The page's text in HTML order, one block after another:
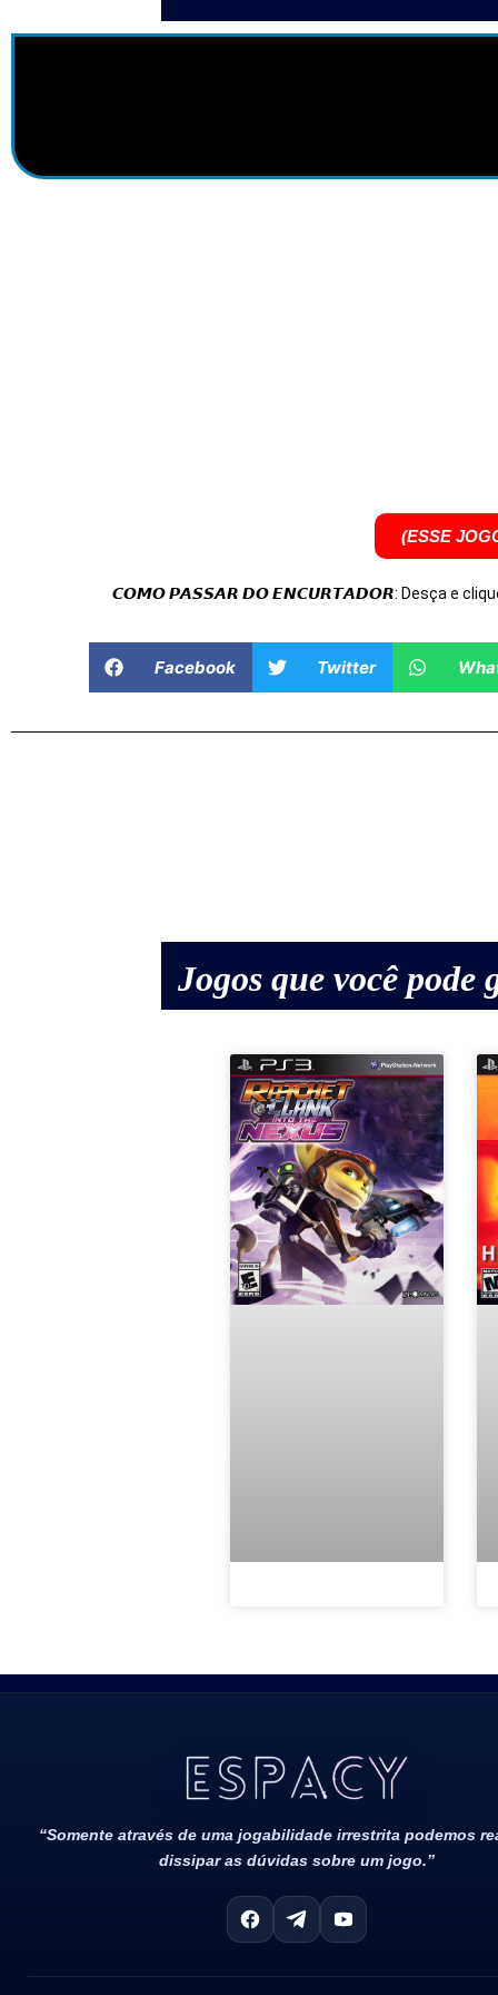
(ESSE
𝘾𝙊𝙈𝙊 𝙋𝘼𝙎𝙎𝘼𝙍 𝘿𝙊 𝙀𝙉𝘾𝙐𝙍𝙏𝘼𝘿𝙊𝙍: Desça e clique
Facebook Twitter
Jogos que você pode
“Somente através de uma jogabilidade irrestrita podemos
dissipar as dúvidas sobre um jogo.”